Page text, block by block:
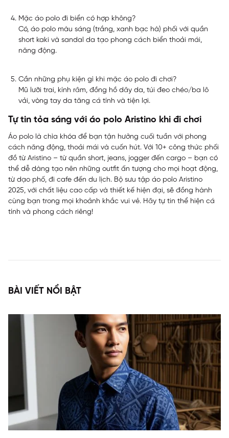
Mặc áo polo đi biển có hợp không?
Có, áo polo màu sáng (trắng, xanh bạc hà) phối với quần
short kaki và sandal da tạo phong cách biển thoải mái,
năng động.
Cần những phụ kiện gì khi mặc áo polo đi chơi?
Mũ lưỡi trai, kính râm, đồng hồ dây da, túi đeo chéo/ba lô
vải, vòng tay da tăng cá tính và tiện lợi.
Tự tin tỏa sáng với áo polo Aristino khi đi chơi
Áo polo là chìa khóa để bạn tận hưởng cuối tuần với phong
cách năng động, thoải mái và cuốn hút. Với 10+ công thức phối
đồ từ Aristino – từ quần short, jeans, jogger đến cargo – bạn có
thể dễ dàng tạo nên những outfit ấn tượng cho mọi hoạt động,
từ dạo phố, đi cafe đến du lịch. Bộ sưu tập áo polo Aristino
2025, với chất liệu cao cấp và thiết kế hiện đại, sẽ đồng hành
cùng bạn trong mọi khoảnh khắc vui vẻ. Hãy tự tin thể hiện cá
tính và phong cách riêng!
BÀI VIẾT NỔI BẬT